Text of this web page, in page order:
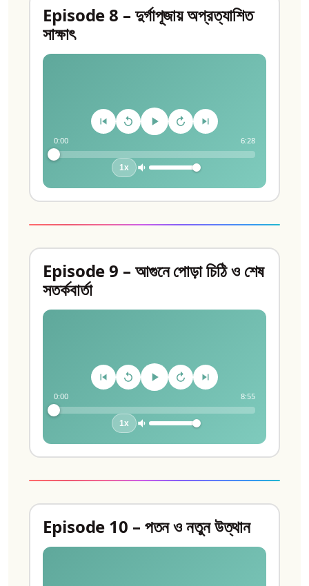
Episode 8 – দুর্গাপূজায় অপ্রত্যাশিত
সাক্ষাৎ
0:00 6:28
1x
Episode 9 – আগুনে পোড়া চিঠি ও শেষ
সতর্কবার্তা
0:00 8:55
1x
Episode 10 – পতন ও নতুন উত্থান